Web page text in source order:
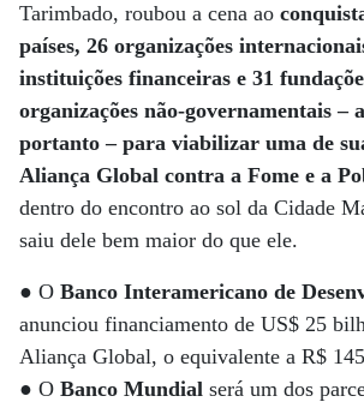
Tarimbado, roubou a cena ao
países, 26 organizações
instituições financeiras e 31
organizações não-governamentais –
portanto – para viabilizar uma de
Aliança Global contra a Fome e a
dentro do encontro ao sol da Cidade
saiu dele bem maior do que ele.
● O Banco Interamericano de
anunciou financiamento de US$ 25
Aliança Global, o equivalente a R$
● O Banco Mundial será um dos